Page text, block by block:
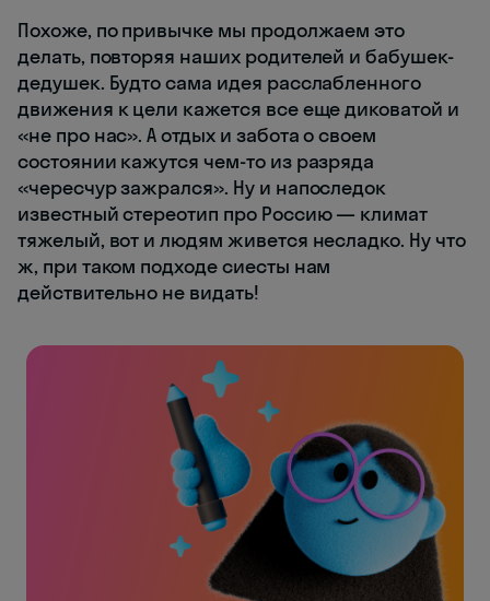
Похоже, по привычке мы продолжаем это
делать, повторяя наших родителей и бабушек-
дедушек. Будто сама идея расслабленного
движения к цели кажется все еще диковатой и
«не про нас». А отдых и забота о своем
состоянии кажутся чем-то из разряда
«чересчур зажрался». Ну и напоследок
известный стереотип про Россию — климат
тяжелый, вот и людям живется несладко. Ну что
ж, при таком подходе сиесты нам
действительно не видать!